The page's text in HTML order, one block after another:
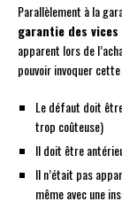
Parallèlement à la
garantie des vices
apparent lors de
pouvoir invoquer
Le défaut doit
trop coûteuse)
Il doit être
Il n’était pas
même avec une